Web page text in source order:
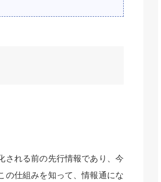
される前の先行情報であり、今
の仕組みを知って、情報通にな